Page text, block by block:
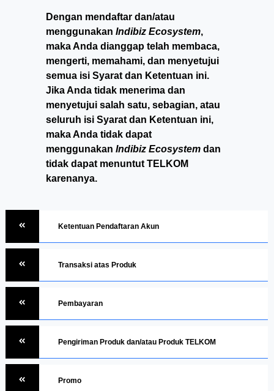
Dengan mendaftar dan/atau
menggunakan Indibiz Ecosystem,
maka Anda dianggap telah membaca,
mengerti, memahami, dan menyetujui
semua isi Syarat dan Ketentuan ini.
Jika Anda tidak menerima dan
menyetujui salah satu, sebagian, atau
seluruh isi Syarat dan Ketentuan ini,
maka Anda tidak dapat
menggunakan Indibiz Ecosystem dan
tidak dapat menuntut TELKOM
karenanya.
Ketentuan Pendaftaran Akun
Transaksi atas Produk
Pembayaran
Pengiriman Produk dan/atau Produk TELKOM
Promo